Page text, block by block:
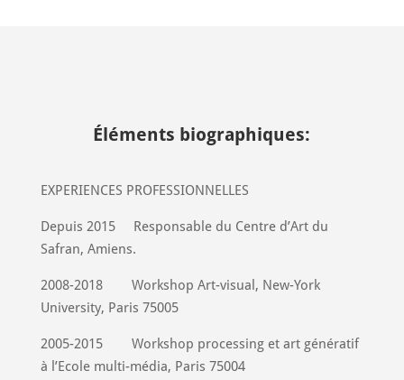
Éléments biographiques:
EXPERIENCES PROFESSIONNELLES
Depuis 2015
Responsable du Centre d’Art du
Safran, Amiens.
2008-2018
Workshop Art-visual, New-York
University, Paris 75005
2005-2015
Workshop processing et art génératif
à l’Ecole multi-média, Paris 75004